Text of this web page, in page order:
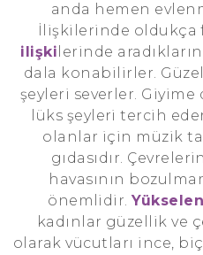
anda hemen
İlişkilerinde oldukça
ilişki lerinde
dala konabilirler.
şeyleri severler. Giyime
lüks şeyleri tercih
olanlar için müzik
gıdasıdır.
havasının
önemlidir.
kadınlar güzellik ve
olarak vücutları ince,